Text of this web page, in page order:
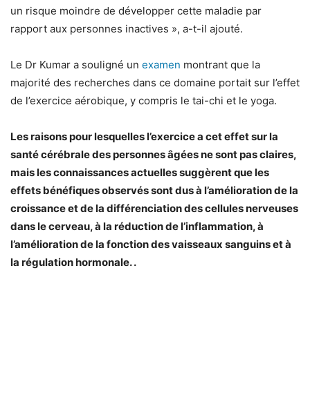
un risque moindre de développer cette maladie par
rapport aux personnes inactives », a-t-il ajouté.
Le Dr Kumar a souligné un examen montrant que la
majorité des recherches dans ce domaine portait sur l’effet
de l’exercice aérobique, y compris le tai-chi et le yoga.
Les raisons pour lesquelles l’exercice a cet effet sur la
santé cérébrale des personnes âgées ne sont pas claires,
mais les connaissances actuelles suggèrent que les
effets bénéfiques observés sont dus à l’amélioration de la
croissance et de la différenciation des cellules nerveuses
dans le cerveau, à la réduction de l’inflammation, à
l’amélioration de la fonction des vaisseaux sanguins et à
la régulation hormonale. .